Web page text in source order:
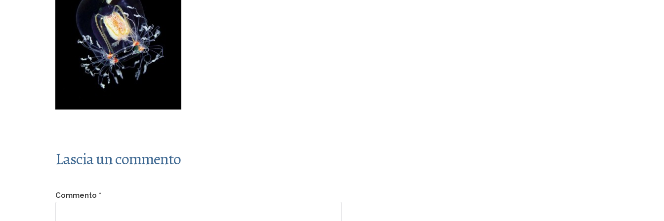
Lascia un commento
Commento *